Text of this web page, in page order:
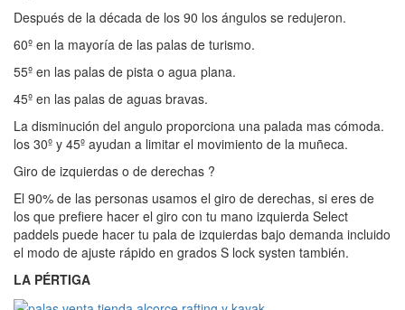
Después de la década de los 90 los ángulos se redujeron.
60º en la mayoría de las palas de turismo.
55º en las palas de pista o agua plana.
45º en las palas de aguas bravas.
La disminución del angulo proporciona una palada mas cómoda.
los 30º y 45º ayudan a limitar el movimiento de la muñeca.
Giro de izquierdas o de derechas ?
El 90% de las personas usamos el giro de derechas, si eres de
los que prefiere hacer el giro con tu mano izquierda Select
paddels puede hacer tu pala de izquierdas bajo demanda incluido
el modo de ajuste rápido en grados S lock systen también.
LA PÉRTIGA